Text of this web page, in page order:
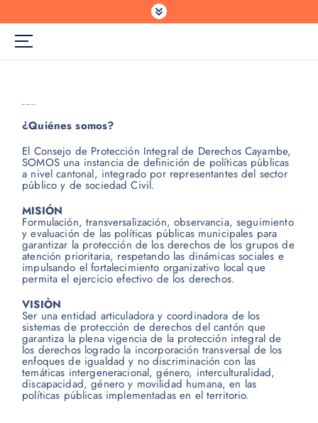
¿Quiénes somos?
¿Quiénes somos?
El Consejo de Protección Integral de Derechos Cayambe,
SOMOS una instancia de definición de políticas públicas
a nivel cantonal, integrado por representantes del sector
público y de sociedad Civil.
MISIÓN
Formulación, transversalización, observancia, seguimiento
y evaluación de las políticas públicas municipales para
garantizar la protección de los derechos de los grupos de
atención prioritaria, respetando las dinámicas sociales e
impulsando el fortalecimiento organizativo local que
permita el ejercicio efectivo de los derechos.
VISIÒN
Ser una entidad articuladora y coordinadora de los
sistemas de protección de derechos del cantón que
garantiza la plena vigencia de la protección integral de
los derechos logrado la incorporación transversal de los
enfoques de igualdad y no discriminación con las
temáticas intergeneracional, género, interculturalidad,
discapacidad, género y movilidad humana, en las
políticas públicas implementadas en el territorio.